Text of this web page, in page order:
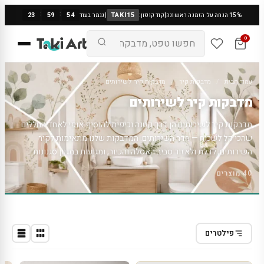
15% הנחה על הזמנה ראשונה |קוד קופון: TAKI15
|נגמר בעוד 23 : 59 : 53
0
עמוד הבית מדבקות קיר / מדבקות קיר לשירותים
מדבקות קיר לשירותים
מדבקות קיר לשירותים הן דרך קטנה וכיפית להוסיף אופי לאחד החללים
שהכי קל לשכוח — חדר השירותים. המדבקות שלנו מתאימות לקיר
השירותים, לדלת ולאזור סביב האסלה והכיור, ומגיעות במגוון סגנונות:
כיתובים הומוריסטיים, מוטיבים מעוצבים, שלטי תפוס/פנוי, ומדבקות נושא
לחדרי ילדים. הן עשויות מויניל עמיד ללחות, נדבקות בקלות על משטח חלק
ונקי, וניתנות להסרה נקייה. מתאים גם לבית וגם לעסק — לשירותים של
40 מוצרים
פילטרים